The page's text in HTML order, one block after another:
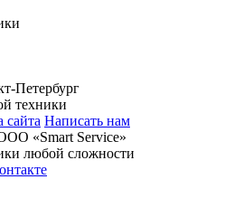
Петербург
техники
сайта Написать нам
«Smart Service»
любой сложности